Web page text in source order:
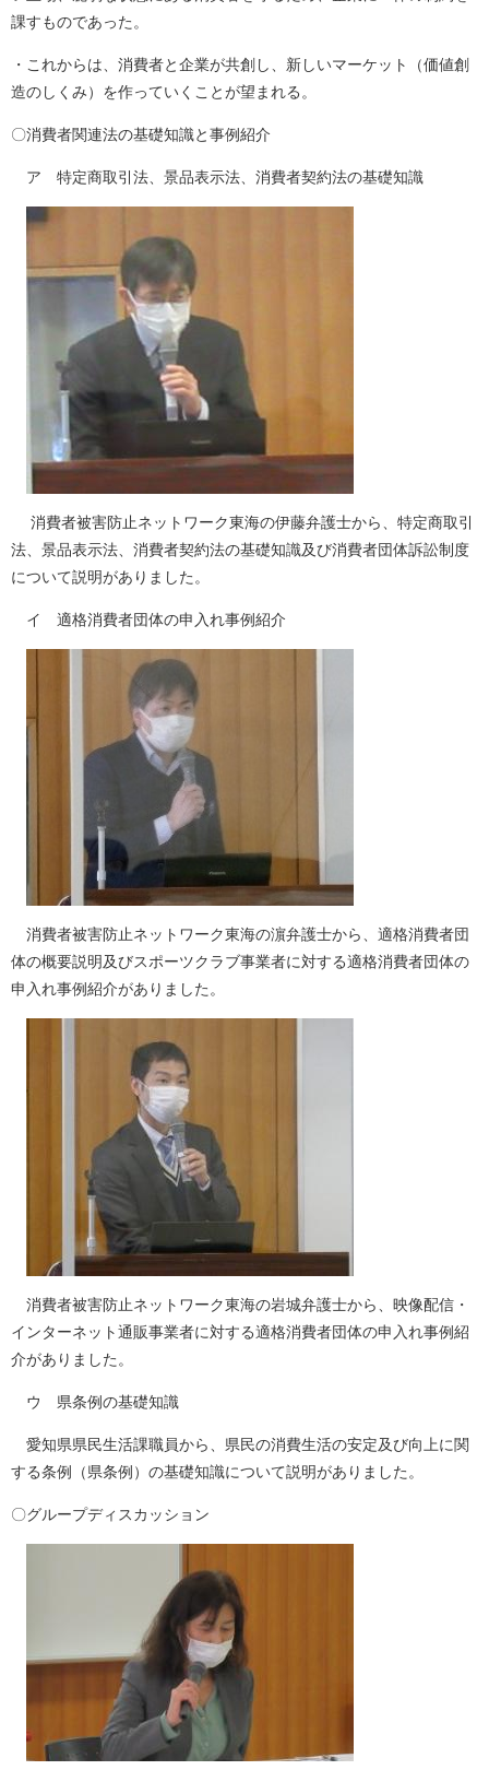
課すものであった。
・これからは、消費者と企業が共創し、新しいマーケット（価値創
造のしくみ）を作っていくことが望まれる。
〇消費者関連法の基礎知識と事例紹介
ア 特定商取引法、景品表示法、消費者契約法の基礎知識
消費者被害防止ネットワーク東海の伊藤弁護士から、特定商取引
法、景品表示法、消費者契約法の基礎知識及び消費者団体訴訟制度
について説明がありました。
イ 適格消費者団体の申入れ事例紹介
消費者被害防止ネットワーク東海の濵弁護士から、適格消費者団
体の概要説明及びスポーツクラブ事業者に対する適格消費者団体の
申入れ事例紹介がありました。
消費者被害防止ネットワーク東海の岩城弁護士から、映像配信・
インターネット通販事業者に対する適格消費者団体の申入れ事例紹
介がありました。
ウ 県条例の基礎知識
愛知県県民生活課職員から、県民の消費生活の安定及び向上に関
する条例（県条例）の基礎知識について説明がありました。
〇グループディスカッション